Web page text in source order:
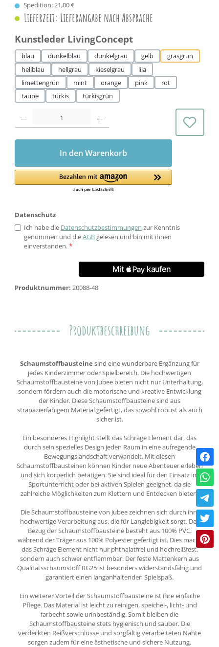
Spedition: 21,00 €
Lieferzeit: Lieferangabe nach Absprache
Kunstleder LivingConceptauswählen
blau dunkelblau dunkelgrau gelb
grasgrün
hellblau
hellgrau kieselgrau
lila
limettengrün
mint orange pink
rot
taupe
türkis türkisgrün
Produkt Anzahl: Gib den gewünschten Wert ein oder benutze die
In den Warenkorb
Datenschutz
Ich habe die Datenschutzbestimmungen zur Kenntnis
genommen und dieAGBgelesen und bin mit ihnen
einverstanden.*
Produktnummer: 20088-48
Produktbeschreibung
Schaumstoffbausteine sind eine wunderbare Ergänzung für
jedes Kinderzimmer oder Spielbereich. Die hochwertigen
Schaumstoffbausteine von Jubee bieten nicht nur Unterhaltung,
sondern fördern auch die motorische und kreative Entwicklung
der Kinder. Diese Schaumstoffbausteine sind aus
strapazierfähigem Material gefertigt, das sowohl robust als auch
sicher ist.
Ein besonderes Highlight stellt das Schräge Element dar, das
durch sein spezielles Design jeden Raum in eine aufregende
Bewegungslandschaft verwandelt. Mit diesen
Schaumstoffbausteinen können Kinder neue Abenteuer erleben
und sich körperlich betätigen. Sie sind ideal für den Einsatz im
Sportunterricht oder bei aktiven Spielen geeignet, da sie
zahlreiche Möglichkeiten zum Klettern und Entdecken bieten.
Die Schaumstoffbausteine von Jubee zeichnen sich durch ihre
hochwertige Verarbeitung aus, die für Langlebigkeit sorgt. Der
Bezug der Schaumstoffbausteine besteht aus 100% PVC,
während der Träger aus 100% Polyester gefertigt ist. Dies macht
das Schräge Element nicht nur phthalatfrei und hochreißfest,
sondern auch schwer entflammbar. Der feste Mattenkern aus
Qualitätsschaumstoff RG25 ist besonders widerstandsfähig und
garantiert einen langanhaltenden Spielspaß.
Ein weiterer Vorteil der Schaumstoffbausteine ist ihre einfache
Pflege. Das Material ist leicht zu reinigen, speichel-, licht- und
farbecht sowie urinbeständig. Somit bleiben die
Schaumstoffbausteine stets hygienisch und sauber. Die
verdeckten Reißverschlüsse und sorgfältig verarbeiteten Nähte
sorgen zudem für eine ästhetische und sichere Nutzung.